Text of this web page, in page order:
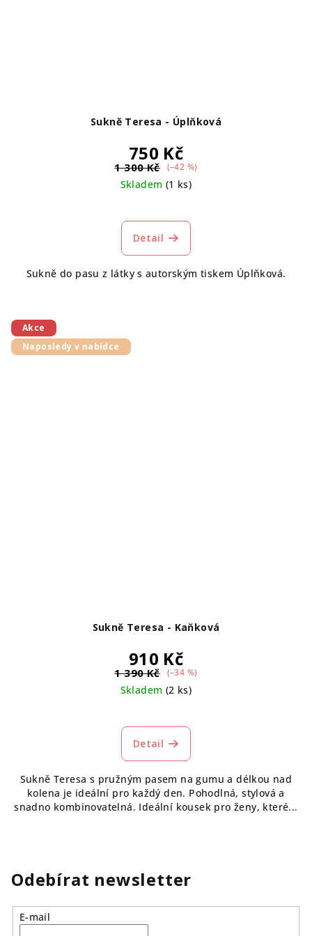
Sukně Teresa - Úplňková
750 Kč
1 300 Kč (–42 %)
Skladem (1 ks)
Detail
Sukně do pasu z látky s autorským tiskem Úplňková.
Akce
Naposledy v nabídce
Sukně Teresa - Kaňková
910 Kč
1 390 Kč (–34 %)
Skladem (2 ks)
Detail
Sukně Teresa s pružným pasem na gumu a délkou nad
kolena je ideální pro každý den. Pohodlná, stylová a
snadno kombinovatelná. Ideální kousek pro ženy, které...
Odebírat newsletter
E-mail